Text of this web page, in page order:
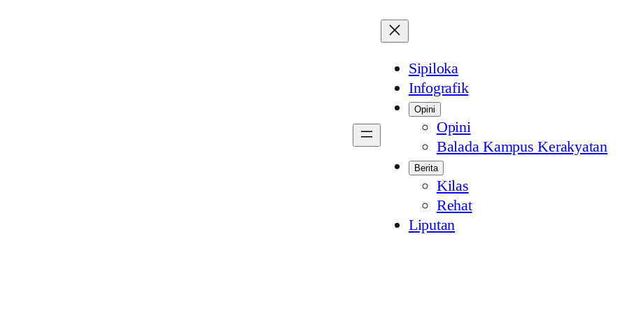
Sipiloka
Infografik
Opini
Opini
Balada Kampus Kerakyatan
Berita
Kilas
Rehat
Liputan